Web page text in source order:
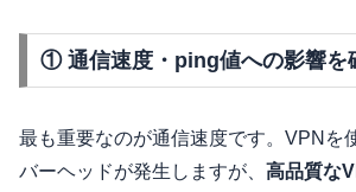
① 通信速度・ping値への影響を
最も重要なのが通信速度です。VPNを
バーヘッドが発生しますが、 高品質な